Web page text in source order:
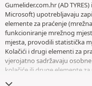
Gumelider.com.hr (AD
Microsoft) upotrebljavaju
elemente za praćenje
funkcioniranje mrežnog
mjesta, provodili statistička
Kolačići i drugi elementi za
vjerojatno sadržavaju
kolačiće ili druge elemente